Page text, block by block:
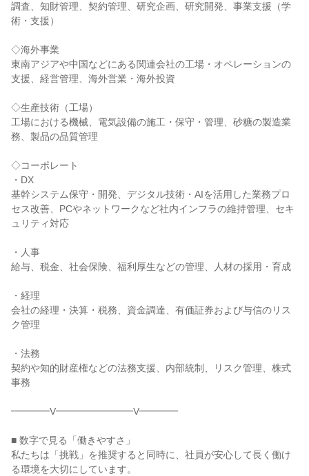
調査、知財管理、契約管理、研究企画、研究開発、事業支援（学
術・支援）
◇海外事業
東南アジアや中国などにある関連会社の工場・オペレーションの
支援、経営管理、海外営業・海外投資
◇生産技術（工場）
工場における機械、電気設備の施工・保守・管理、砂糖の製造業
務、製品の品質管理
◇コーポレート
・DX
基幹システム保守・開発、デジタル技術・AIを活用した業務プロ
セス改善、PCやネットワークなど社内インフラの維持管理、セキ
ュリティ対応
・人事
給与、税金、社会保険、福利厚生などの管理、人材の採用・育成
・経理
会社の経理・決算・税務、資金調達、有価証券および与信のリス
ク管理
・法務
契約や知的財産権などの法務支援、内部統制、リスク管理、株式
事務
━━━━V━━━━━━━━V━━━━
■ 数字で見る「働きやすさ」
私たちは「挑戦」を推奨すると同時に、社員が安心して長く働け
る環境を大切にしています。